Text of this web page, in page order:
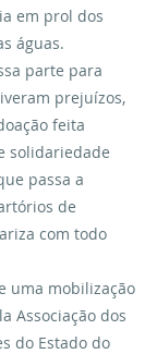
em prol dos
águas.
parte para
prejuízos,
feita
solidariedade
passa a
de
com todo
uma mobilização
Associação dos
do Estado do